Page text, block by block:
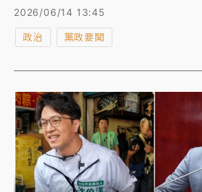
期投入人道關懷、公共服務及世界和
個扶輪地區、超過36,000名社友與
作，在包括締造和平與預防衝突、疾
與穩定是全球共同的期盼，未來將
手同行，在和平、公共衛生、環境
域共同努力，用善意連結世界，用行
2026/06/14 13:45
政治 黨政要聞